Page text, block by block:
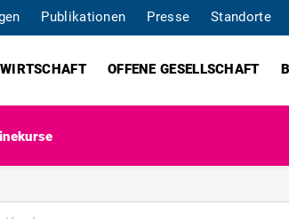
Publikationen Presse Standorte
OFFENE GESELLSCHAFT